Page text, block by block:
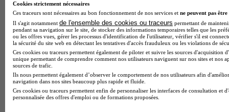
BTS Esf en alternance
BTS Dietetique en alternance
BTS Mco en alternance
BTS Pi en alternance
BTS Sp3s en alternance
Master CCA en alternance
BTS Ndrc en alternance
BTS Sam en alternance
Cap Fleuriste en alternance
BTS Sio en alternance
MSc Marketing Digital en alternance
Cookies strictement nécessaires
Ces traceurs sont nécessaires au bon fonctionnement de nos services et ne peuvent pas être
Il s'agit notamment de l'ensemble des cookies ou traceurs permettant de
pendant sa navigation sur le site, de stocker des informations temporaires telles que les
ou les offres vues, gérer les processus d'identification de l'utilisateur, vérifier s'il est
la sécurité du site web en détectant les tentatives d'accès frauduleux ou les violations de
Ces cookies ou traceurs permettent également de piloter et suivre les sources d'acquisition
unique permettant de comprendre comment nos utilisateurs naviguent sur nos sites et nos
sources de trafic.
Ils nous permettent également d’observer le comportement de nos utilisateurs afin
navigation dans nos sites beaucoup plus rapide et fluide.
Ces cookies ou traceurs permettent enfin de personnaliser les interfaces de consultation et
personnalisée des offres d'emploi ou de formations proposées.